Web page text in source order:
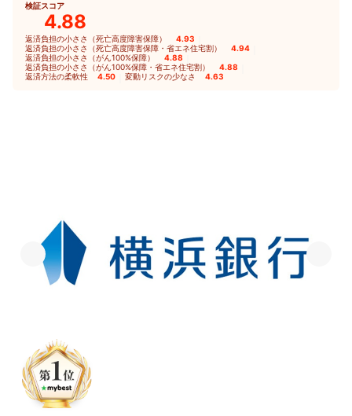
検証スコア
4.88
返済負担の小ささ（死亡高度障害保障） 4.93
返済負担の小ささ（死亡高度障害保障・省エネ住宅割） 4.94
返済負担の小ささ（がん100%保障） 4.88
返済負担の小ささ（がん100%保障・省エネ住宅割） 4.88
返済方法の柔軟性 4.50 変動リスクの少なさ 4.63